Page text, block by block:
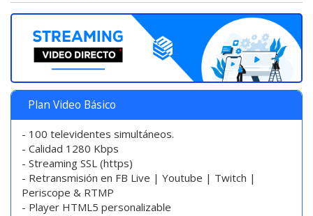
Plan Video Básico
- 100 televidentes simultáneos.
- Calidad 1280 Kbps
- Streaming SSL (https)
- Retransmisión en FB Live | Youtube | Twitch |
Periscope & RTMP
- Player HTML5 personalizable